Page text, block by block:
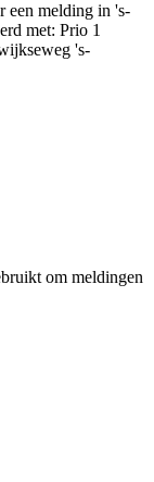
een melding in 's-
met: Prio 1
's-
om meldingen